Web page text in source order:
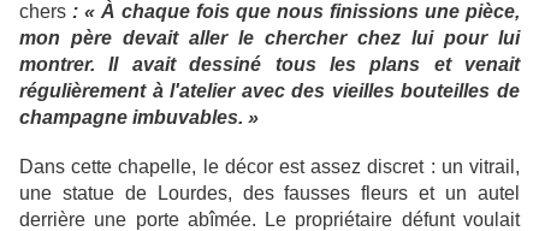
chers : « À chaque fois que nous finissions une pièce,
mon père devait aller le chercher chez lui pour lui
montrer. Il avait dessiné tous les plans et venait
régulièrement à l'atelier avec des vieilles bouteilles de
champagne imbuvables. »
Dans cette chapelle, le décor est assez discret : un vitrail,
une statue de Lourdes, des fausses fleurs et un autel
derrière une porte abîmée. Le propriétaire défunt voulait